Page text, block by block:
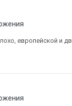
европейской и